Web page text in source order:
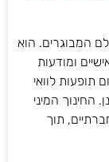
המבוגרים. הוא
ומודעות
תופעות לוואי
החינוך המיני
תוך